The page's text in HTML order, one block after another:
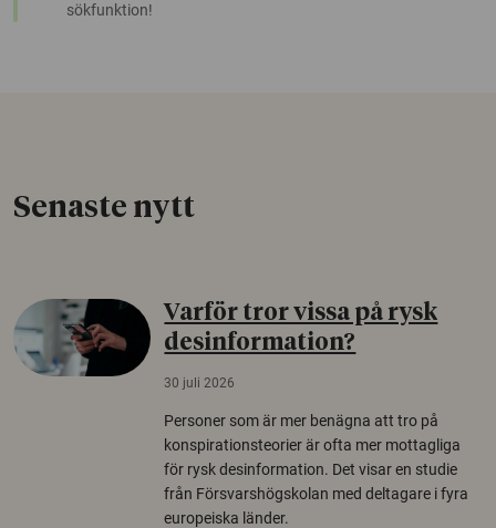
sökfunktion!
Senaste nytt
Varför tror vissa på rysk
desinformation?
30 juli 2026
Personer som är mer benägna att tro på
konspirationsteorier är ofta mer mottagliga
för rysk desinformation. Det visar en studie
från Försvarshögskolan med deltagare i fyra
europeiska länder.